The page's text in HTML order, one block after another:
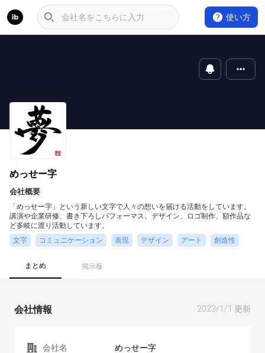
使い方
めっせー字
会社概要
「めっせー字」という新しい文字で人々の想いを届ける活動をしています。
講演や企業研修、書き下ろしパフォーマス、デザイン、ロゴ制作、額作品な
ど多岐に渡り活動しています。
文字
コミュニケーション 表現 デザイン アート 創造性
まとめ 掲示板
会社情報 2023/1/1 更新
会社名 めっせー字